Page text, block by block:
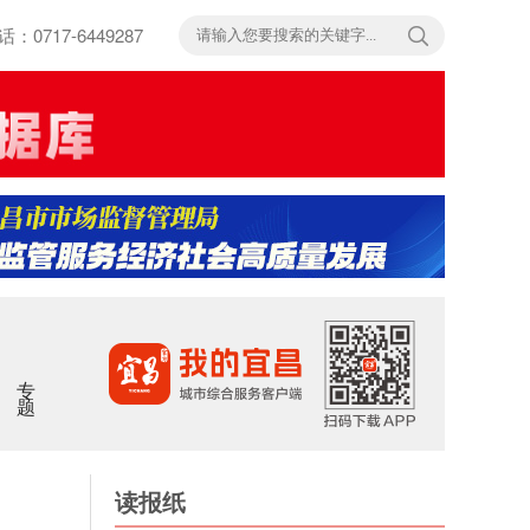
：0717-6449287
专题
读报纸